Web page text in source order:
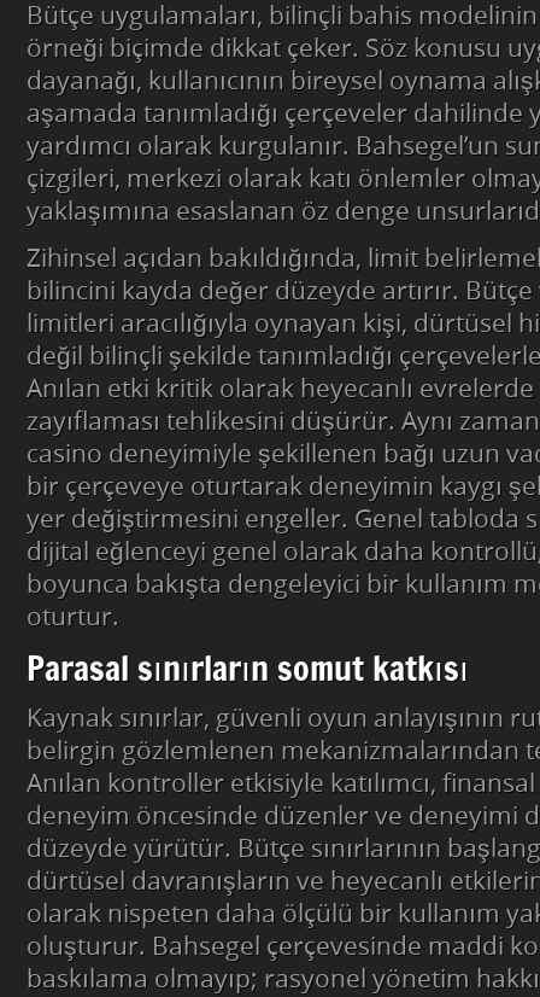
Bütçe uygulamaları, bilinçli bahis
örneği biçimde dikkat çeker. Söz konusu
dayanağı, kullanıcının bireysel oynama
aşamada tanımladığı çerçeveler dahilinde
yardımcı olarak kurgulanır. Bahsegel’un
çizgileri, merkezi olarak katı önlemler
yaklaşımına esaslanan öz denge
Zihinsel açıdan bakıldığında, limit
bilincini kayda değer düzeyde artırır. Bütçe
limitleri aracılığıyla oynayan kişi, dürtüsel
değil bilinçli şekilde tanımladığı
Anılan etki kritik olarak heyecanlı
zayıflaması tehlikesini düşürür. Aynı
casino deneyimiyle şekillenen bağı uzun
bir çerçeveye oturtarak deneyimin kaygı
yer değiştirmesini engeller. Genel tabloda
dijital eğlenceyi genel olarak daha
boyunca bakışta dengeleyici bir kullanım
oturtur.
Parasal sınırların somut katkısı
Kaynak sınırlar, güvenli oyun anlayışının
belirgin gözlemlenen mekanizmalarından
Anılan kontroller etkisiyle katılımcı,
deneyim öncesinde düzenler ve deneyimi
düzeyde yürütür. Bütçe sınırlarının
dürtüsel davranışların ve heyecanlı
olarak nispeten daha ölçülü bir kullanım
oluşturur. Bahsegel çerçevesinde maddi
baskılama olmayıp; rasyonel yönetim